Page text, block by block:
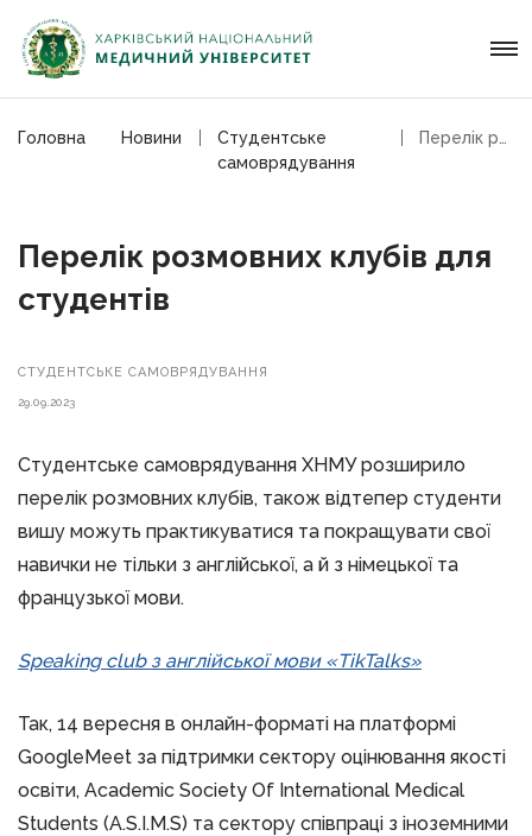
Головна Новини
Студентське
самоврядування
Перелік розмовних клубів для
студентів
СТУДЕНТСЬКЕ САМОВРЯДУВАННЯ
29.09.2023
Студентське самоврядування ХНМУ розширило
перелік розмовних клубів, також відтепер студенти
вишу можуть практикуватися та покращувати свої
навички не тільки з англійської, а й з німецької та
французької мови.
Speaking club з англійської мови «TikTalks»
Так, 14 вересня в онлайн-форматі на платформі
GoogleMeet за підтримки сектору оцінювання якості
освіти, Academic Society Of International Medical
Students (A.S.I.M.S) та сектору співпраці з іноземними